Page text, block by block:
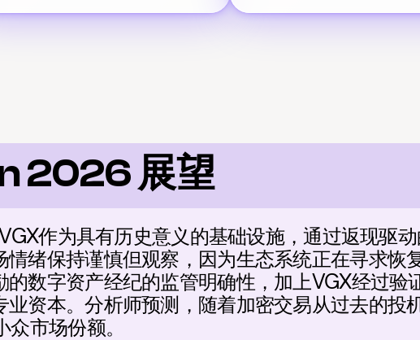
2026 展望
作为具有历史意义的基础设施，通过返现驱
绪保持谨慎但观察，因为生态系统正在寻求恢
数字资产经纪的监管明确性，加上VGX经过验
资本。分析师预测，随着加密交易从过去的投
市场份额。